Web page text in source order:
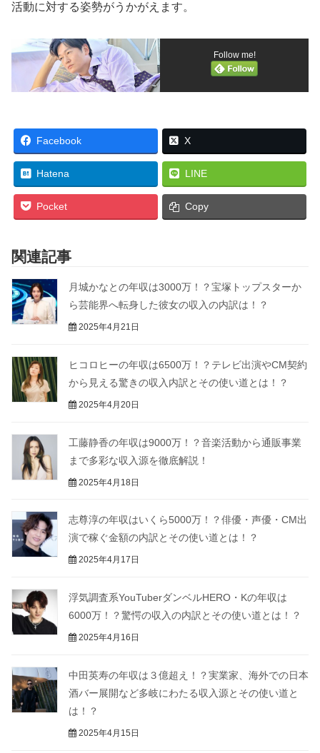
活動に対する姿勢がうかがえます。
Follow me!
Facebook X
Hatena LINE
Pocket Copy
関連記事
月城かなとの年収は3000万！？宝塚トップスターか
ら芸能界へ転身した彼女の収入の内訳は！？
2025年4月21日
ヒコロヒーの年収は6500万！？テレビ出演やCM契約
から見える驚きの収入内訳とその使い道とは！？
2025年4月20日
工藤静香の年収は9000万！？音楽活動から通販事業
まで多彩な収入源を徹底解説！
2025年4月18日
志尊淳の年収はいくら5000万！？俳優・声優・CM出
演で稼ぐ金額の内訳とその使い道とは！？
2025年4月17日
浮気調査系YouTuberダンベルHERO・Kの年収は
6000万！？驚愕の収入の内訳とその使い道とは！？
2025年4月16日
中田英寿の年収は３億超え！？実業家、海外での日本
酒バー展開など多岐にわたる収入源とその使い道と
は！？
2025年4月15日